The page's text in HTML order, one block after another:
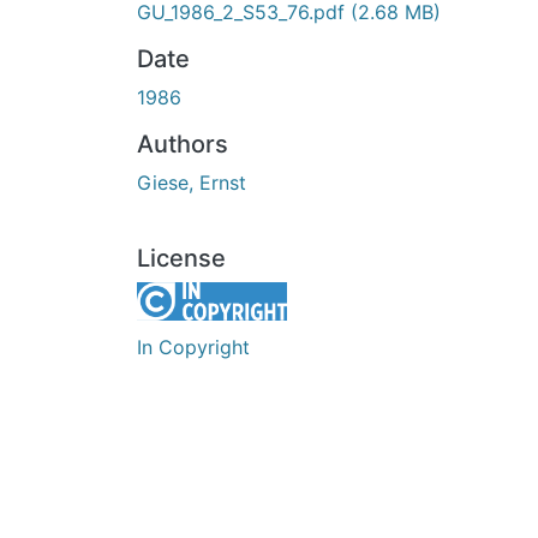
GU_1986_2_S53_76.pdf (2.68 MB)
Date
1986
Authors
Giese, Ernst
License
In Copyright